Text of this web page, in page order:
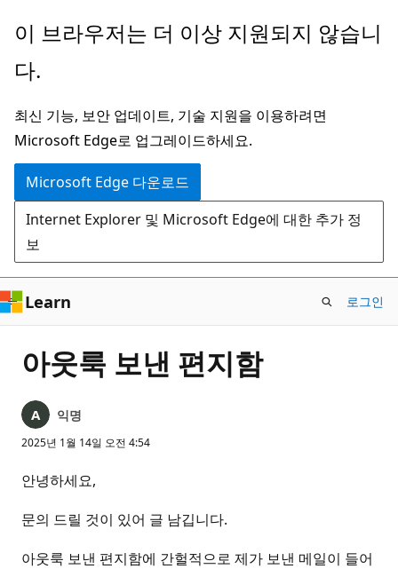
주
콘
츠
로
건
너
뛰
기
이 브라우저는 더 이상 지원되지 않습니
다.
최신 기능, 보안 업데이트, 기술 지원을 이용하려면
Microsoft Edge로 업그레이드하세요.
Microsoft Edge 다운로드
Internet Explorer 및 Microsoft Edge에 대한 추가 정
보
Learn 로그인
아웃룩 보낸 편지함
익명
2025년 1월 14일 오전 4:54
안녕하세요,
문의 드릴 것이 있어 글 남깁니다.
아웃룩 보낸 편지함에 간헐적으로 제가 보낸 메일이 들어